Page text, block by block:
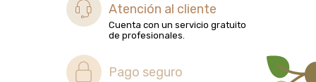
Atención al cliente
Cuenta con un servicio gratuito
de profesionales.
Pago seguro
biokap
biolasi